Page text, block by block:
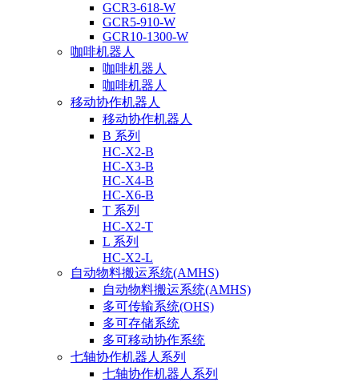
GCR3-618-W
GCR5-910-W
GCR10-1300-W
咖啡机器人
咖啡机器人
咖啡机器人
移动协作机器人
移动协作机器人
B 系列
HC-X2-B
HC-X3-B
HC-X4-B
HC-X6-B
T 系列
HC-X2-T
L 系列
HC-X2-L
自动物料搬运系统(AMHS)
自动物料搬运系统(AMHS)
多可传输系统(OHS)
多可存储系统
多可移动协作系统
七轴协作机器人系列
七轴协作机器人系列